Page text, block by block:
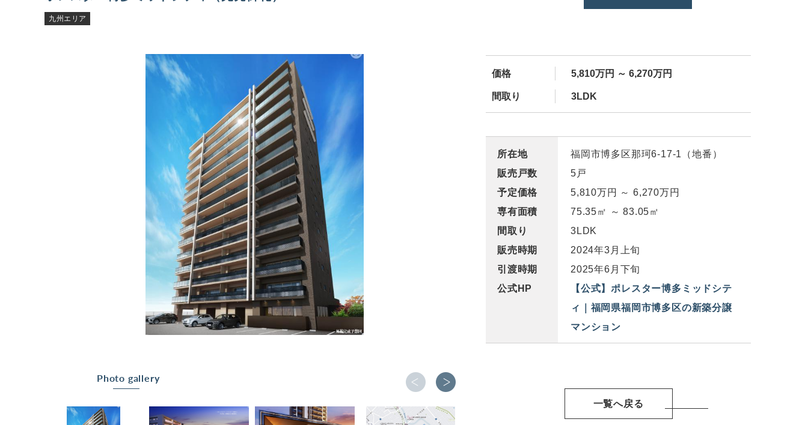
九州エリア
Photo gallery
価格 5,810万円 ～ 6,270万円
間取り 3LDK
所在地
販売戸数
予定価格
専有面積
間取り
販売時期
引渡時期
公式HP
福岡市博多区那珂6-17-1（地番）
5戸
5,810万円 ～ 6,270万円
75.35㎡ ～ 83.05㎡
3LDK
2024年3月上旬
2025年6月下旬
【公式】ポレスター博多ミッドシテ
ィ｜福岡県福岡市博多区の新築分譲
マンション
一覧へ戻る